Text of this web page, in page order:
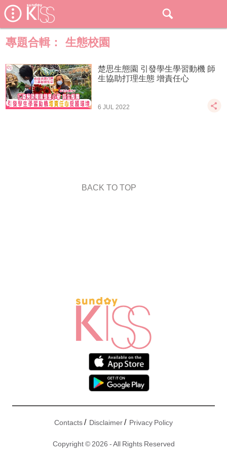
專題合輯： 生態校園
楚思生態園 引發學生學習動機 師
生協助打理生態 增責任心
6 JUL 2022
BACK TO TOP
Contacts/ Disclaimer/ Privacy Policy
Copyright © 2026 - All Rights Reserved